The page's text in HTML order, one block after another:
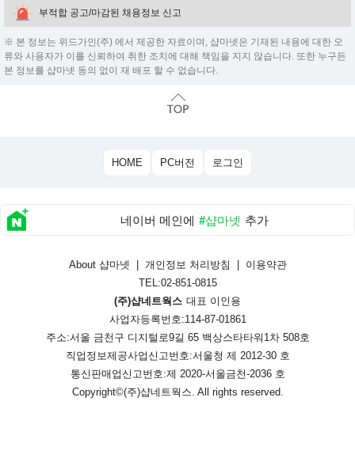
부적합 공고/마감된 채용정보 신고
※ 본 정보는 위드가인(주) 에서 제공한 자료이며, 샵마넷은 기재된 내용에 대한 오
류와 사용자가 이를 신뢰하여 취한 조치에 대해 책임을 지지 않습니다. 또한 누구든
본 정보를 샵마넷 동의 없이 재 배포 할 수 없습니다.
HOME PC버전 로그인
네이버 메인에 #샵마넷 추가
About 샵마넷 개인정보 처리방침
이용약관
TEL:02-851-0815
(주)샵네트웍스 대표 이인용
사업자등록번호:114-87-01861
주소:서울 금천구 디지털로9길 65 백상스타타워1차 508호
직업정보제공사업신고번호:서울청 제 2012-30 호
통신판매업신고번호:제 2020-서울금천-2036 호
Copyright©(주)샵네트웍스 . All rights reserved.